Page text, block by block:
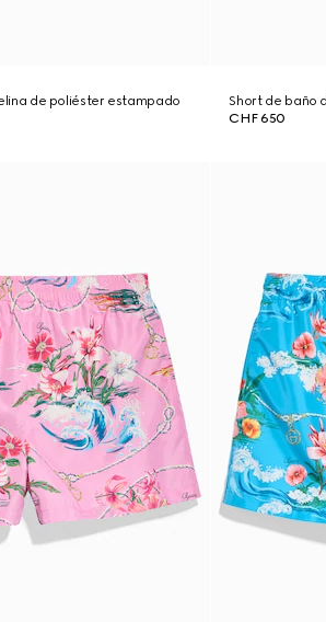
de poliéster estampado
Short de baño
CHF 650